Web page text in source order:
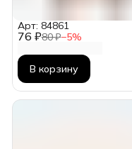
76 ₽80 ₽−5%
Арт: 84861
В корзину